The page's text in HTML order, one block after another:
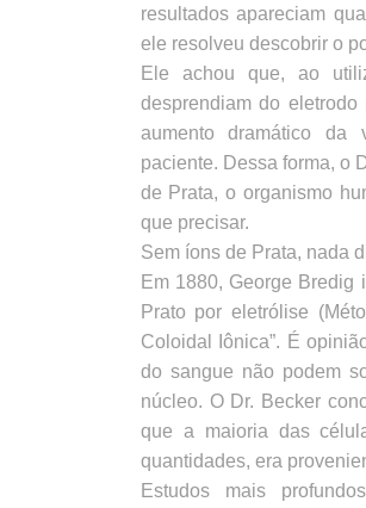
resultados apareciam
ele resolveu descobrir o
Ele achou que, ao
desprendiam do
aumento dramático da
paciente. Dessa forma, o
de Prata, o organismo
que precisar.
Sem íons de Prata, nada
Em 1880, George Bredig
Prato por eletrólise
Coloidal Iônica”. É
do sangue não podem
núcleo. O Dr. Becker
que a maioria das
quantidades, era
Estudos mais